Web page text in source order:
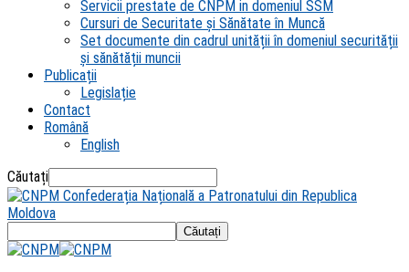
Servicii prestate de CNPM in domeniul SSM
Cursuri de Securitate și Sănătate în Muncă
Set documente din cadrul unității în domeniul securității
și sănătății muncii
Publicații
Legislație
Contact
Română
English
Căutați
Confederația Națională a Patronatului din Republica
Moldova